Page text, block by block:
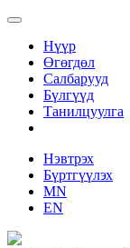
Нүүр
Өгөгдөл
Салбарууд
Бүлгүүд
Танилцуулга
Нэвтрэх
Бүртгүүлэх
MN
EN